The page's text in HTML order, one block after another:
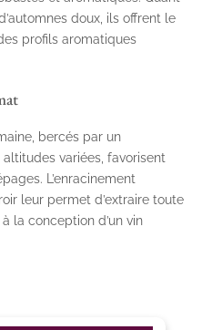
doux, ils offrent le
profils aromatiques
bercés par un
variées, favorisent
L’enracinement
leur permet d’extraire toute
la conception d’un vin